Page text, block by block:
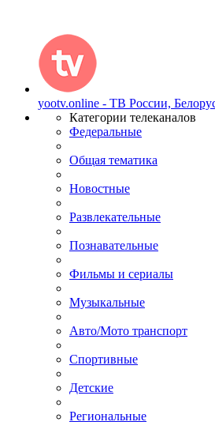
yootv.online - ТВ России,
Категории телеканалов
Федеральные
Общая тематика
Новостные
Развлекательные
Познавательные
Фильмы и сериалы
Музыкальные
Авто/Мото транспорт
Спортивные
Детские
Региональные